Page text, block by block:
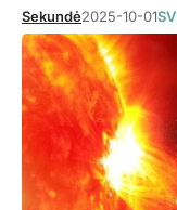
Sekundė2025-10-01